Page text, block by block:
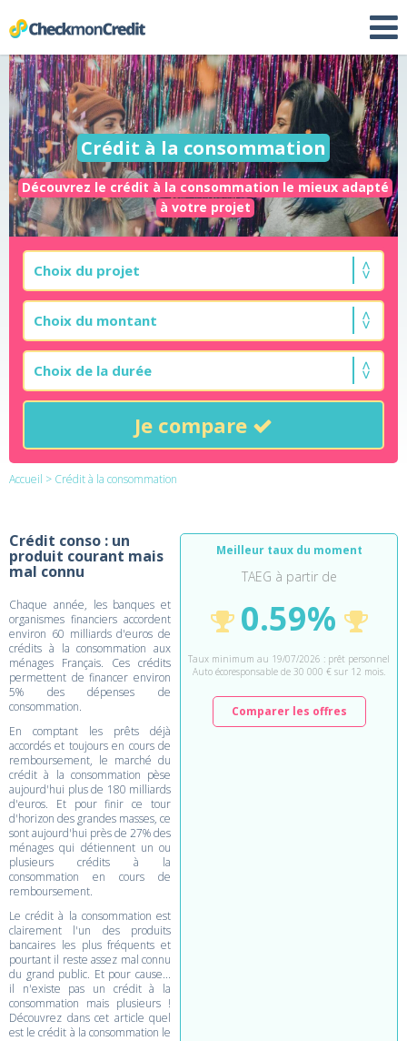
Crédit à la consommation
Découvrez le crédit à la consommation le mieux adapté
à votre projet
Je compare
Accueil > Crédit à la consommation
Crédit conso : un
produit courant mais
mal connu
Chaque année, les banques et
organismes financiers accordent
environ 60 milliards d'euros de
crédits à la consommation aux
ménages Français. Ces crédits
permettent de financer environ
5% des dépenses de
consommation.
En comptant les prêts déjà
accordés et toujours en cours de
remboursement, le marché du
crédit à la consommation pèse
aujourd'hui plus de 180 milliards
d'euros. Et pour finir ce tour
d'horizon des grandes masses, ce
sont aujourd'hui près de 27% des
ménages qui détiennent un ou
plusieurs crédits à la
consommation en cours de
remboursement.
Le crédit à la consommation est
clairement l'un des produits
bancaires les plus fréquents et
pourtant il reste assez mal connu
du grand public. Et pour cause...
il n'existe pas un crédit à la
consommation mais plusieurs !
Découvrez dans cet article quel
est le crédit à la consommation le
Meilleur taux du moment
TAEG à partir de
0.59%
Taux minimum au 19/07/2026 : prêt personnel
Auto écoresponsable de 30 000 € sur 12 mois.
Comparer les offres